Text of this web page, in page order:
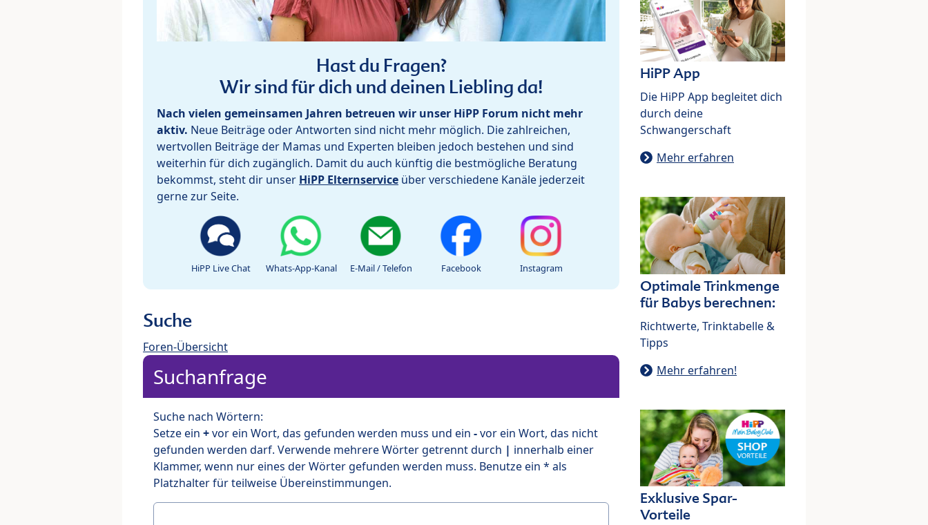
Hast du Fragen?
Wir sind für dich und deinen Liebling da!
Nach vielen gemeinsamen Jahren betreuen wir unser HiPP Forum nicht mehr
aktiv. Neue Beiträge oder Antworten sind nicht mehr möglich. Die zahlreichen,
wertvollen Beiträge der Mamas und Experten bleiben jedoch bestehen und sind
weiterhin für dich zugänglich. Damit du auch künftig die bestmögliche Beratung
bekommst, steht dir unser HiPP Elternservice über verschiedene Kanäle jederzeit
gerne zur Seite.
HiPP Live Chat Whats-App-Kanal E-Mail / Telefon Facebook Instagram
Suche
Foren-Übersicht
Suchanfrage
Suche nach Wörtern:
Setze ein +vor ein Wort, das gefunden werden muss und ein -vor ein Wort, das nicht
gefunden werden darf. Verwende mehrere Wörter getrennt durch | innerhalb einer
Klammer, wenn nur eines der Wörter gefunden werden muss. Benutze ein * als
Platzhalter für teilweise Übereinstimmungen.
HiPP App
Die HiPP App begleitet dich
durch deine
Schwangerschaft
Mehr erfahren
Optimale Trinkmenge
für Babys berechnen:
Richtwerte, Trinktabelle &
Tipps
Mehr erfahren!
Exklusive Spar-
Vorteile